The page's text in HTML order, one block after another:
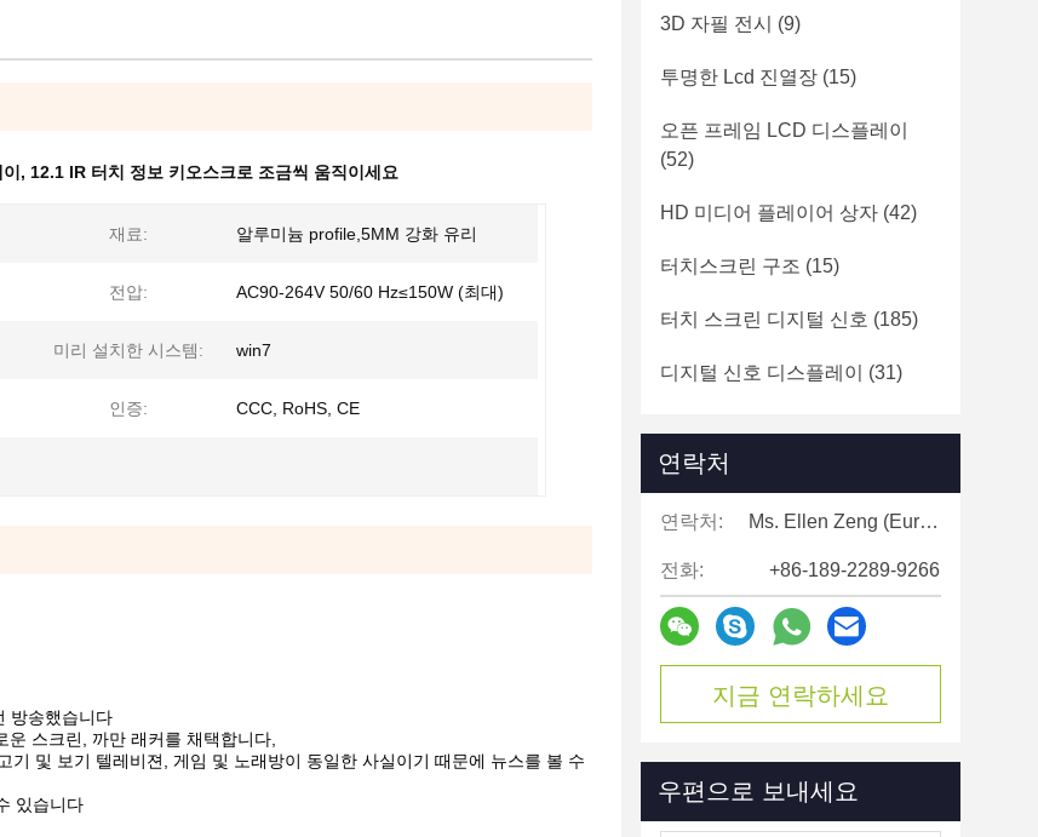
, 12.1 IR 터치 정보 키오스크로 조금씩 움직이세요
재료: 알루미늄 profile,5MM 강화 유리
전압: AC90-264V 50/60 Hz≤150W (최대)
미리 설치한 시스템: win7
인증: CCC, RoHS, CE
방송했습니다
스크린, 까만 래커를 채택합니다,
및 보기 텔레비젼, 게임 및 노래방이 동일한 사실이기 때문에 뉴스를 볼 수
있습니다
3D 자필 전시 (9)
투명한 Lcd 진열장 (15)
오픈 프레임 LCD 디스플레이
(52)
HD 미디어 플레이어 상자 (42)
터치스크린 구조 (15)
터치 스크린 디지털 신호 (185)
디지털 신호 디스플레이 (31)
연락처
연락처: Ms. Ellen Zeng (Europe, North and Shouth America)
전화: +86-189-2289-9266
지금 연락하세요
우편으로 보내세요